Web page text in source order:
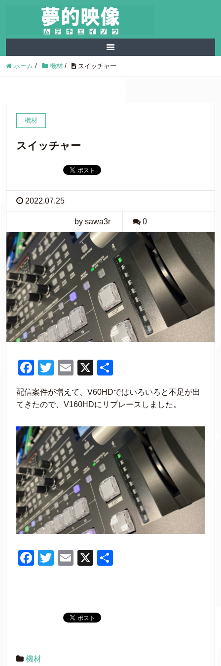
ホーム / 機材 / スイッチャー
機材
スイッチャー
2022.07.25
by sawa3r 0
F
a
c
b
o
o
k
T
wi
tt
E
ail
X
配信案件が増えて、V60HDではいろいろと不足が出
てきたので、V160HDにリプレースしました。
F
o
T
E
X
機材